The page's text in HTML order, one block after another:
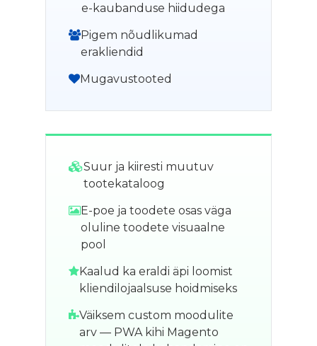
e-kaubanduse hiidudega
Pigem nõudlikumad
erakliendid
Mugavustooted
Suur ja kiiresti muutuv
tootekataloog
E-poe ja toodete osas väga
oluline toodete visuaalne
pool
Kaalud ka eraldi äpi loomist
kliendilojaalsuse hoidmiseks
Väiksem custom moodulite
arv — PWA kihi Magento